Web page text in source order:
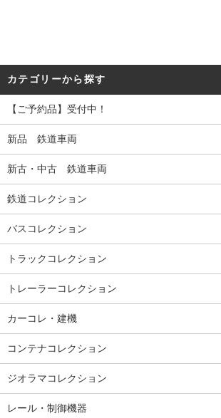
カテゴリーから探す
【ご予約品】受付中！
新品 鉄道車両
新古・中古 鉄道車両
鉄道コレクション
バスコレクション
トラックコレクション
トレーラーコレクション
カーコレ・建機
コンテナコレクション
ジオラマコレクション
レール・制御機器